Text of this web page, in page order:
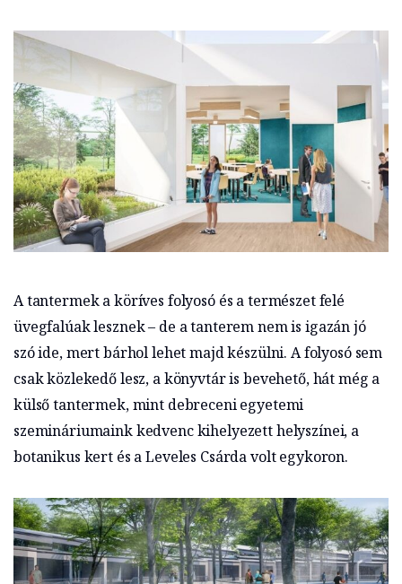
A tantermek a köríves folyosó és a természet felé
üvegfalúak lesznek – de a tanterem nem is igazán jó
szó ide, mert bárhol lehet majd készülni. A folyosó sem
csak közlekedő lesz, a könyvtár is bevehető, hát még a
külső tantermek, mint debreceni egyetemi
szemináriumaink kedvenc kihelyezett helyszínei, a
botanikus kert és a Leveles Csárda volt egykoron.